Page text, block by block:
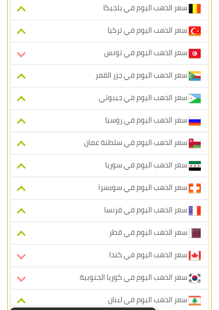
سعر الذهب اليوم في بلجيكا
سعر الذهب اليوم في تركيا
سعر الذهب اليوم في تونس
سعر الذهب اليوم في جزر القمر
سعر الذهب اليوم في جيبوتي
سعر الذهب اليوم في روسيا
سعر الذهب اليوم في سلطنة عمان
سعر الذهب اليوم في سوريا
سعر الذهب اليوم في سويسرا
سعر الذهب اليوم في فرنسا
سعر الذهب اليوم في قطر
سعر الذهب اليوم في كندا
سعر الذهب اليوم في كوريا الجنوبية
سعر الذهب اليوم في لبنان